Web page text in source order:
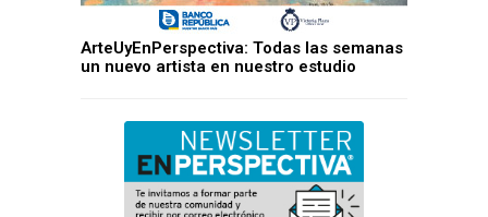
ArteUyEnPerspectiva: Todas las semanas
un nuevo artista en nuestro estudio